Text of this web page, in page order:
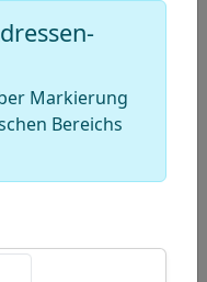
Markierung
Bereichs